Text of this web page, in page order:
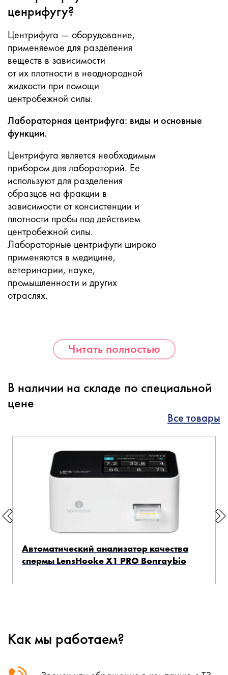
ценрифугу?
Центрифуга — оборудование,
применяемое для разделения
веществ в зависимости
от их плотности в неоднородной
жидкости при помощи
центробежной силы.
Лабораторная центрифуга: виды и основные
функции.
Центрифуга является необходимым
прибором для лабораторий. Ее
используют для разделения
образцов на фракции в
зависимости от консистенции и
плотности пробы под действием
центробежной силы.
Лабораторные центрифуги широко
применяются в медицине,
ветеринарии, науке,
промышленности и других
отраслях.
Читать полностью
В наличии на складе по специальной
цене
Все товары
Автоматический анализатор качества
спермы LensHooke X1 PRO Bonraybio
Как мы работаем?